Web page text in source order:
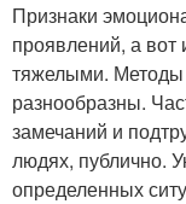
Признаки
проявлений, а вот
тяжелыми. Методы
разнообразны.
замечаний и
людях, публично.
определенных